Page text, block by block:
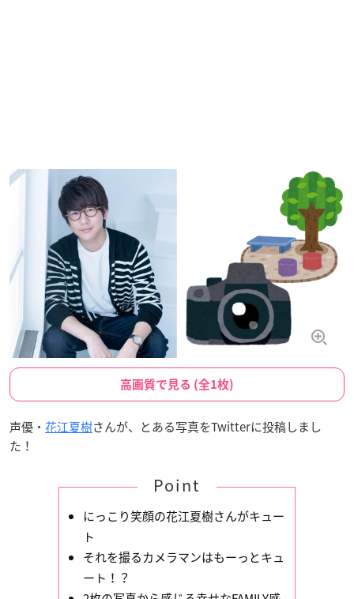
高画質で見る (全1枚)
声優・ 花江夏樹さんが、とある写真をTwitterに投稿しまし
た！
Point
にっこり笑顔の花江夏樹さんがキュー
ト
それを撮るカメラマンはもーっとキュ
ート！？